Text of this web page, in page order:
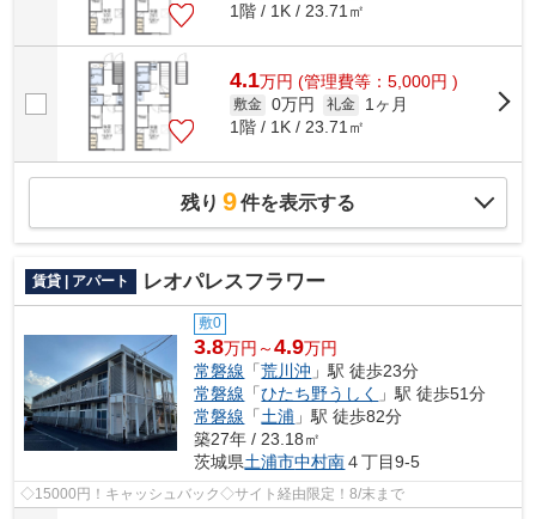
1階 / 1K / 23.71㎡
4.1万円 (管理費等：5,000円 )
敷金 0万円 礼金
1ヶ月
1階 / 1K / 23.71㎡
残り 9件を表示する
賃貸 | アパート レオパレスフラワー
敷0
3.8万円～4.9万円
常磐線 「荒川沖 」駅 徒歩23分
常磐線 「ひたち野うしく
」駅 徒歩51分
常磐線 「土浦 」駅 徒歩82分
築27年 / 23.18㎡
茨城県土浦市中村南４丁目9-5
◇15000円！キャッシュバック◇サイト経由限定！8/末まで